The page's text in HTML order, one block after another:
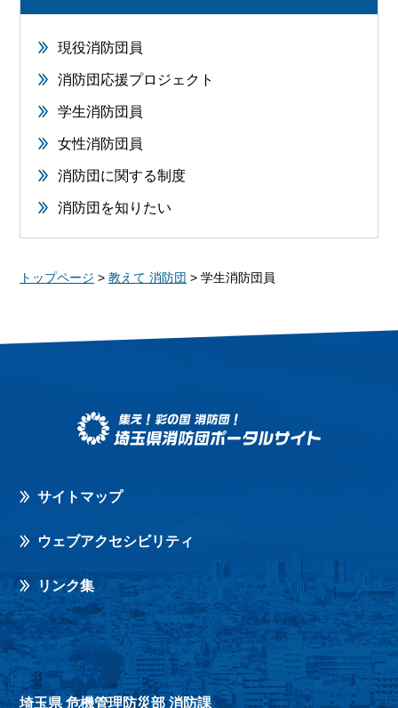
現役消防団員
消防団応援プロジェクト
学生消防団員
女性消防団員
消防団に関する制度
消防団を知りたい
トップページ > 教えて 消防団 > 学生消防団員
サイトマップ
ウェブアクセシビリティ
リンク集
埼玉県 危機管理防災部 消防課